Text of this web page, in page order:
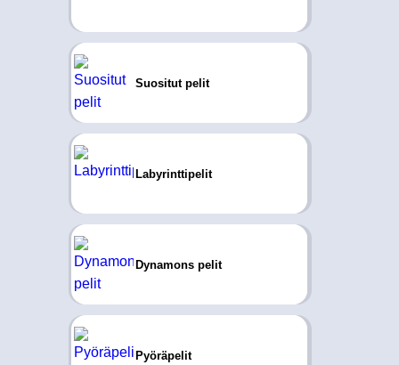
Suositut pelit
Labyrinttipelit
Dynamons pelit
Pyöräpelit